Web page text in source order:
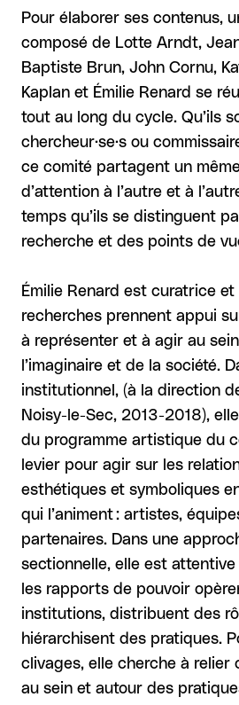
Pour élaborer ses contenus,
composé de Lotte Arndt,
Baptiste Brun, John Cornu,
Kaplan et Émilie Renard se
tout au long du cycle. Qu’ils
chercheur·se·s ou
ce comité partagent un
d’attention à l’autre et à
temps qu’ils se distinguent
recherche et des points de
Émilie Renard est curatrice
recherches prennent appui
à représenter et à agir au
l’imaginaire et de la société.
institutionnel, ((à la direction
Noisy-le-Sec, 2013-2018)),
du programme artistique du
levier pour agir sur les
esthétiques et symboliques
qui l’animent : artistes,
partenaires. Dans une
sectionnelle, elle est
les rapports de pouvoir
institutions, distribuent des
hiérarchisent des pratiques.
clivages, elle cherche à relier
au sein et autour des